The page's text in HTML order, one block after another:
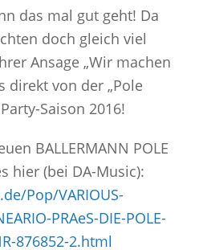
das mal gut geht! Da
doch gleich viel
Ansage „Wir machen
direkt von der „Pole
Saison 2016!
BALLERMANN POLE
hier (bei DA-Music):
Pop/VARIOUS-
PRAeS-DIE-POLE-
876852-2.html